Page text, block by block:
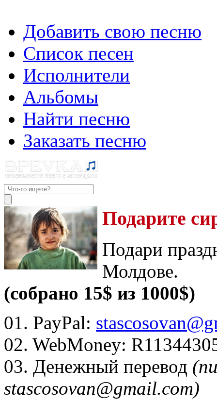
Добавить свою песню
Список песен
Исполнители
Альбомы
Найти песню
Заказать песню
Подарите
Подари
Молдове.
(собрано 15$ из 1000$)
01. PayPal:
02. WebMoney:
03. Денежный перевод
stascosovan@gmail.com)